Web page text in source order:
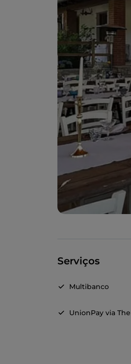
Serviços
Multibanco
UnionPay via